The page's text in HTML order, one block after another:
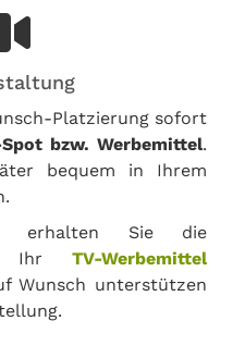
Platzierung sofort
bzw. Werbemittel.
bequem in Ihrem
erhalten Sie die
Ihr TV-Werbemittel
Wunsch unterstützen